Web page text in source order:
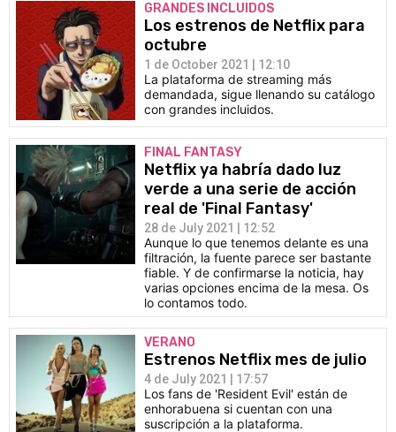
GRANDES INCLUIDOS
Los estrenos de Netflix para
octubre
1 de October 2021 | 12:10
La plataforma de streaming más
demandada, sigue llenando su catálogo
con grandes incluidos.
FINAL FANTASY
Netflix ya habría dado luz
verde a una serie de acción
real de 'Final Fantasy'
28 de July 2021 | 12:52
Aunque lo que tenemos delante es una
filtración, la fuente parece ser bastante
fiable. Y de confirmarse la noticia, hay
varias opciones encima de la mesa. Os
lo contamos todo.
VERANO
Estrenos Netflix mes de julio
4 de July 2021 | 17:57
Los fans de 'Resident Evil' están de
enhorabuena si cuentan con una
suscripción a la plataforma.